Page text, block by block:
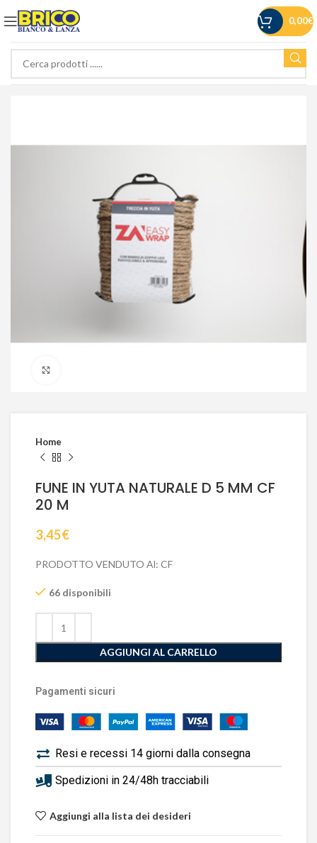
0,00€
Home
FUNE IN YUTA NATURALE D 5 MM CF
20 M
3,45€
PRODOTTO VENDUTO Al: CF
66 disponibili
AGGIUNGI AL CARRELLO
Pagamenti sicuri
Resi e recessi 14 giorni dalla consegna
Spedizioni in 24/48h tracciabili
Aggiungi alla lista dei desideri